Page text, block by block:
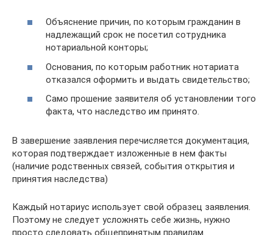
Объяснение причин, по которым гражданин в
надлежащий срок не посетил сотрудника
нотариальной конторы;
Основания, по которым работник нотариата
отказался оформить и выдать свидетельство;
Само прошение заявителя об установлении того
факта, что наследство им принято.
В завершение заявления перечисляется документация,
которая подтверждает изложенные в нем факты
(наличие родственных связей, события открытия и
принятия наследства)
Каждый нотариус использует свой образец заявления.
Поэтому не следует усложнять себе жизнь, нужно
просто следовать общепринятым правилам.